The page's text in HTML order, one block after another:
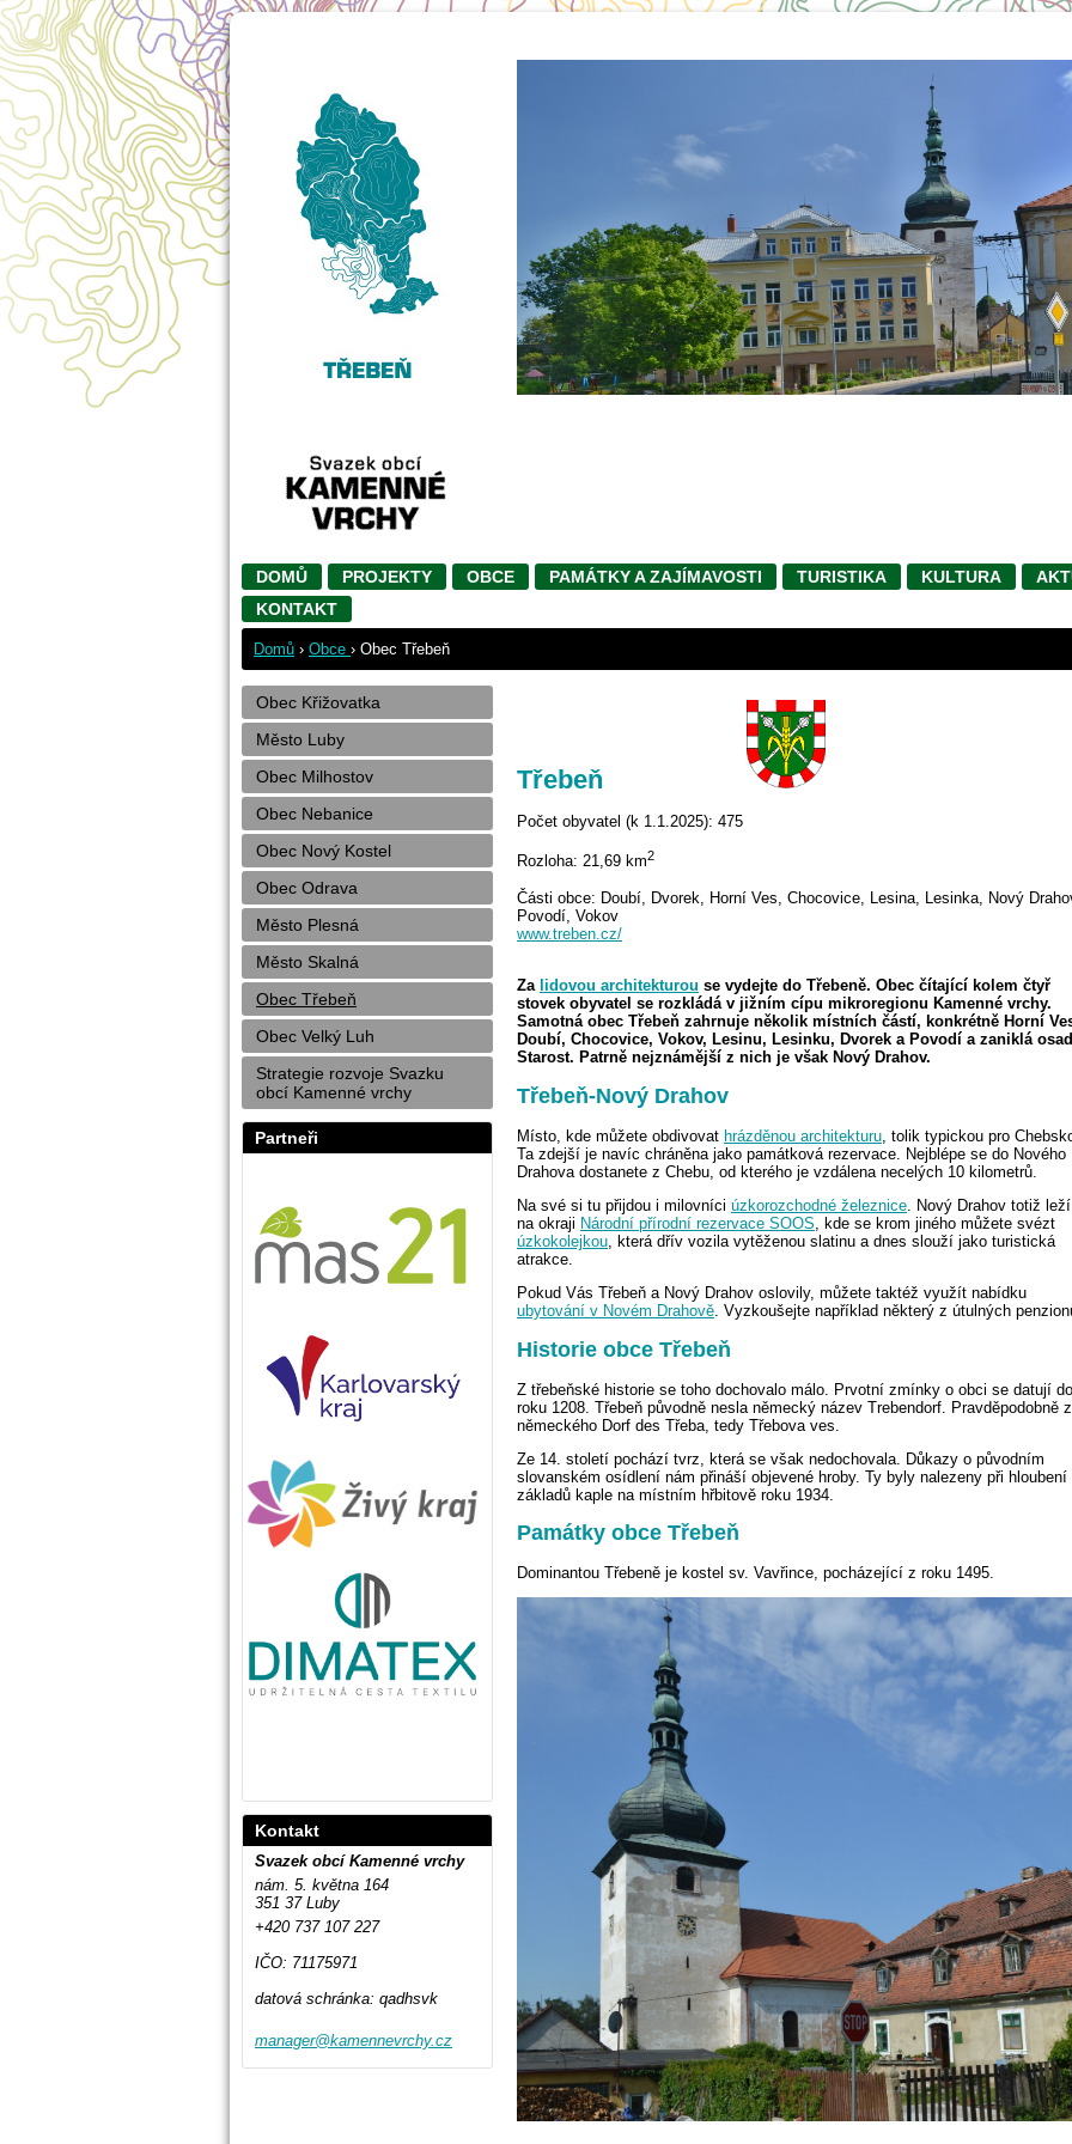
DOMŮ PROJEKTY OBCE PAMÁTKY A ZAJÍMAVOSTI TURISTIKA KULTURA
KONTAKT
Domů › Obce › Obec Třebeň
Třebeň
Počet obyvatel (k 1.1.2025): 475
Rozloha: 21,69 km2
Části obce: Doubí, Dvorek, Horní Ves, Chocovice, Lesina, Lesinka, Nový
Povodí, Vokov
www.treben.cz/
Za lidovou architekturou se vydejte do Třebeně. Obec čítající kolem čtyř
stovek obyvatel se rozkládá v jižním cípu mikroregionu Kamenné vrchy.
Samotná obec Třebeň zahrnuje několik místních částí, konkrétně Horní
Doubí, Chocovice, Vokov, Lesinu, Lesinku, Dvorek a Povodí a zaniklá
Starost. Patrně nejznámější z nich je však Nový Drahov.
Třebeň-Nový Drahov
Místo, kde můžete obdivovat hrázděnou architekturu , tolik typickou pro
Ta zdejší je navíc chráněna jako památková rezervace. Nejblépe se do Nového
Drahova dostanete z Chebu, od kterého je vzdálena necelých 10 kilometrů.
Na své si tu přijdou i milovníci úzkorozchodné železnice . Nový Drahov totiž leží
na okraji Národní přírodní rezervace SOOS , kde se krom jiného můžete svézt
úzkokolejkou , která dřív vozila vytěženou slatinu a dnes slouží jako turistická
atrakce.
Pokud Vás Třebeň a Nový Drahov oslovily, můžete taktéž využít nabídku
ubytování v Novém Drahově . Vyzkoušejte například některý z útulných
Historie obce Třebeň
Z třebeňské historie se toho dochovalo málo. Prvotní zmínky o obci se datují do
roku 1208. Třebeň původně nesla německý název Trebendorf. Pravděpodobně z
německého Dorf des Třeba, tedy Třebova ves.
Ze 14. století pochází tvrz, která se však nedochovala. Důkazy o původním
slovanském osídlení nám přináší objevené hroby. Ty byly nalezeny při hloubení
základů kaple na místním hřbitově roku 1934.
Památky obce Třebeň
Dominantou Třebeně je kostel sv. Vavřince, pocházející z roku 1495.
Obec Křižovatka
Město Luby
Obec Milhostov
Obec Nebanice
Obec Nový Kostel
Obec Odrava
Město Plesná
Město Skalná
Obec Třebeň
Obec Velký Luh
Strategie rozvoje Svazku
obcí Kamenné vrchy
Partneři
Kontakt
Svazek obcí Kamenné vrchy
nám. 5. května 164
351 37 Luby
+420 737 107 227
IČO: 71175971
datová schránka: qadhsvk
manager@kamennevrchy.cz